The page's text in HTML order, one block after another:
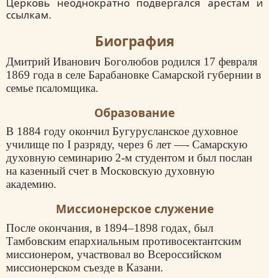
Церковь неоднократно подвергался арестам и
ссылкам.
Биография
Дмитрий Иванович Боголюбов родился 17 февраля
1869 года в селе Барабановке Самарской губернии в
семье псаломщика.
Образование
В 1884 году окончил Бугурусланское духовное
училище по I разряду, через 6 лет —- Самарскую
духовную семинарию 2-м студентом и был послан
на казенный счет в Московскую духовную
академию.
Миссионерское служение
После окончания, в 1894–1898 годах, был
Тамбовским епархиальным противосектантским
миссионером, участвовал во Всероссийском
миссионерском съезде в Казани.